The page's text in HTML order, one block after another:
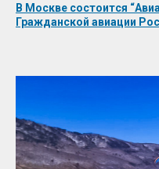
В Москве состоится
Гражданской авиации